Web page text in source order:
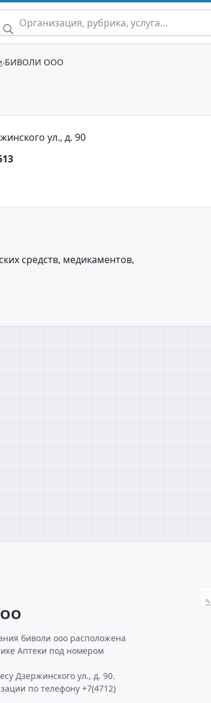
БИВОЛИ ООО
ул., д. 90
средств, медикаментов,
✎
биволи ооо расположена
Аптеки под номером
Дзержинского ул., д. 90.
по телефону +7(4712)